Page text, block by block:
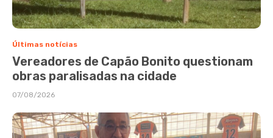
Últimas notícias
Vereadores de Capão Bonito questionam
obras paralisadas na cidade
07/08/2026